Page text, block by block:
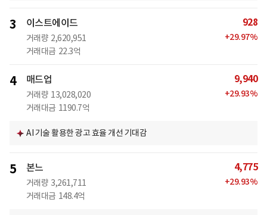
3 이스트에이드
거래량 2,620,951
거래대금 22.3억
928
+29.97%
4 매드업
거래량 13,028,020
거래대금 1190.7억
9,940
+29.93%
AI 기술 활용한 광고 효율 개선 기대감
5 본느
거래량 3,261,711
거래대금 148.4억
4,775
+29.93%